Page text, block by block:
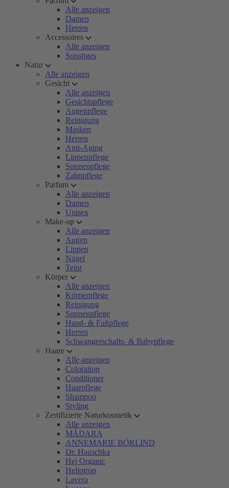
Alle anzeigen
Damen
Herren
Accessoires
Alle anzeigen
Sonstiges
Natur
Alle anzeigen
Gesicht
Alle anzeigen
Gesichtspflege
Augenpflege
Reinigung
Masken
Herren
Anti-Aging
Lippenpflege
Sonnenpflege
Zahnpflege
Parfum
Alle anzeigen
Damen
Unisex
Make-up
Alle anzeigen
Augen
Lippen
Nägel
Teint
Körper
Alle anzeigen
Körperpflege
Reinigung
Sonnenpflege
Hand- & Fußpflege
Herren
Schwangerschafts- & Babypflege
Haare
Alle anzeigen
Coloration
Conditioner
Haarpflege
Shampoo
Styling
Zertifizierte Naturkosmetik
Alle anzeigen
MÁDARA
ANNEMARIE BÖRLIND
Dr. Hauschka
Hej Organic
Heliotrop
Lavera